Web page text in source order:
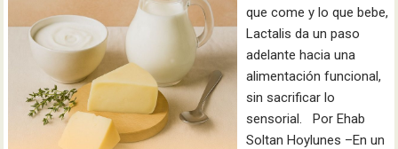
que come y lo que bebe,
Lactalis da un paso
adelante hacia una
alimentación funcional,
sin sacrificar lo
sensorial. Por Ehab
Soltan Hoylunes –En un